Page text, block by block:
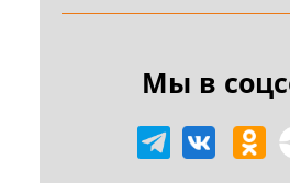
Мы в